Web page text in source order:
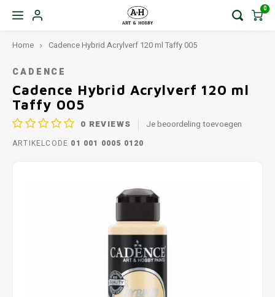
0
Home Cadence Hybrid Acrylverf 120 ml Taffy 005
CADENCE
Cadence Hybrid Acrylverf 120 ml
Taffy 005
0 REVIEWS Je beoordeling toevoegen
ARTIKELCODE 01 001 0005 0120